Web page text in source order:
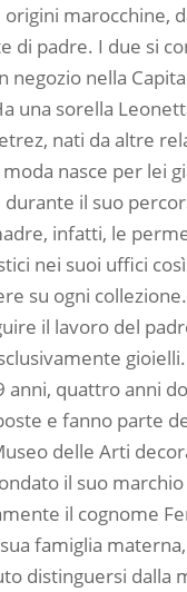
origini marocchine,
di padre. I due si
negozio nella
una sorella
nati da altre
nasce per lei
durante il suo
infatti, le
nei suoi uffici
su ogni
il lavoro del
anni, quattro anni
e fanno parte
delle Arti
il suo
il cognome
famiglia
distinguersi dalla